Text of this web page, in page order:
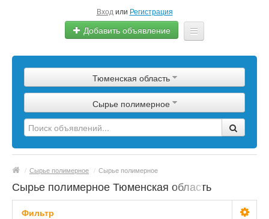
Вход или Регистрация
Добавить объявление
Сырье
Изделия
Оборудование
Еще
Тюменская область
Сырье полимерное
/ Сырье полимерное / Сырье полимерное
Сырье полимерное Тюменская область
Фильтр